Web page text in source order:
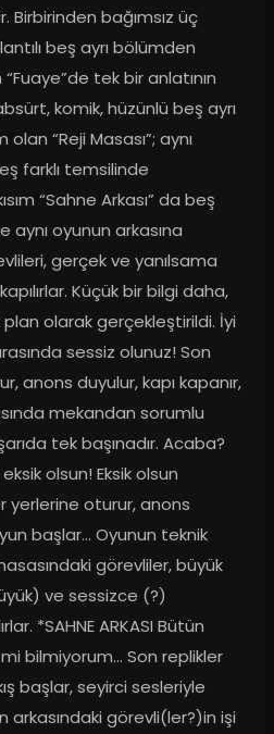
bağımsız üç
beş ayrı bölümden
“Fuaye”de tek bir anlatının
komik, hüzünlü beş ayrı
olan “Reji Masası”; aynı
farklı temsilinde
“Sahne Arkası” da beş
aynı oyunun arkasına
gerçek ve yanılsama
Küçük bir bilgi daha,
olarak gerçekleştirildi. İyi
sessiz olunuz! Son
anons duyulur, kapı kapanır,
mekandan sorumlu
tek başınadır. Acaba?
olsun! Eksik olsun
yerlerine oturur, anons
başlar… Oyunun teknik
görevliler, büyük
ve sessizce (?)
*SAHNE ARKASI Bütün
bilmiyorum… Son replikler
başlar, seyirci sesleriyle
arkasındaki görevli(ler?)in işi